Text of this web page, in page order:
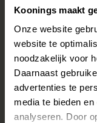
Koonings maakt
Onze website
website te
noodzakelijk voor
Daarnaast
advertenties te
media te bieden
analyseren. Door